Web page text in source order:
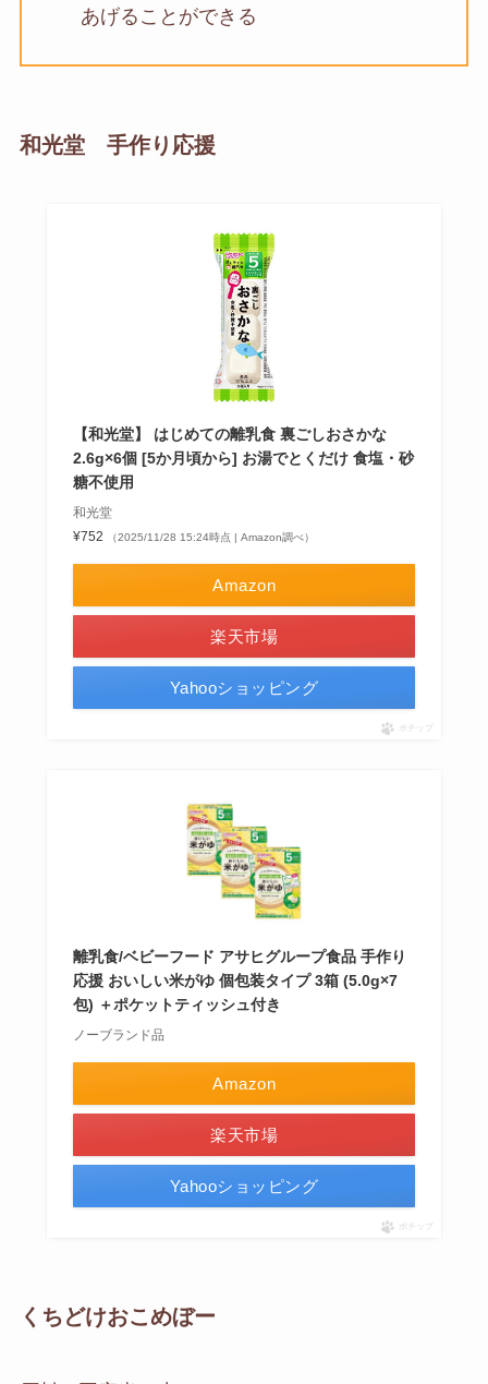
あげることができる
和光堂 手作り応援
【和光堂】 はじめての離乳食 裏ごしおさかな
2.6g×6個 [5か月頃から] お湯でとくだけ 食塩・砂
糖不使用
和光堂
¥752
（2025/11/28 15:24時点 | Amazon調べ）
Amazon
楽天市場
Yahooショッピング
ポチップ
離乳食/ベビーフード アサヒグループ食品 手作り
応援 おいしい米がゆ 個包装タイプ 3箱 (5.0g×7
包) ＋ポケットティッシュ付き
ノーブランド品
Amazon
楽天市場
Yahooショッピング
ポチップ
くちどけおこめぼー